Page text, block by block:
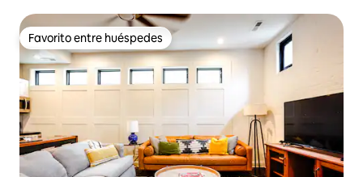
Favorito entre huéspedes
Favorito entre huéspedes